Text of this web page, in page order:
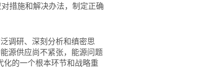
措施和解决办法，制定正确
调研、深刻分析和缜密思
源供应尚不紧张，能源问题
化的一个根本环节和战略重